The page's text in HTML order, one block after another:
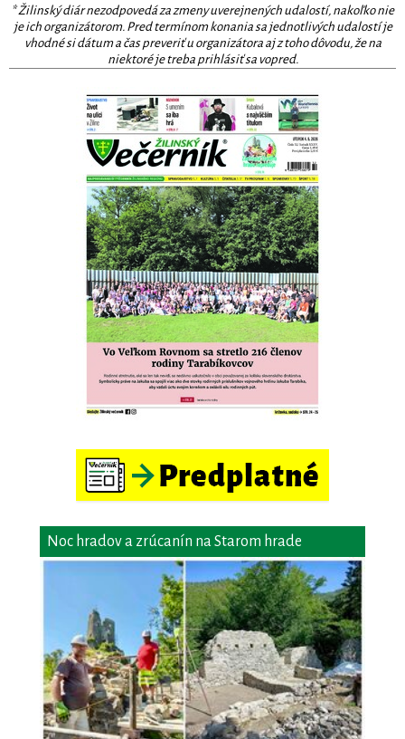
* Žilinský diár nezodpovedá za zmeny uverejnených udalostí, nakoľko nie
je ich organizátorom. Pred termínom konania sa jednotlivých udalostí je
vhodné si dátum a čas preveriť u organizátora aj z toho dôvodu, že na
niektoré je treba prihlásiť sa vopred.
Noc hradov a zrúcanín na Starom hrade